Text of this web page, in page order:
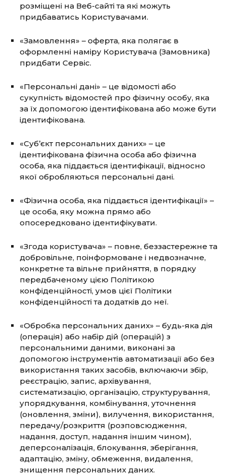
розміщені на Веб-сайті та які можуть
придбаватись Користувачами.
«Замовлення» – оферта, яка полягає в
оформленні наміру Користувача (Замовника)
придбати Сервіс.
«Персональні дані» – це відомості або
сукупність відомостей про фізичну особу, яка
за їх допомогою ідентифікована або може бути
ідентифікована.
«Суб’єкт персональних даних» – це
ідентифікована фізична особа або фізична
особа, яка піддається ідентифікації, відносно
якої обробляються персональні дані.
«Фізична особа, яка піддається ідентифікації» –
це особа, яку можна прямо або
опосередковано ідентифікувати.
«Згода користувача» – повне, беззастережне та
добровільне, поінформоване і недвозначне,
конкретне та вільне прийняття, в порядку
передбаченому цією Політикою
конфіденційності, умов цієї Політики
конфіденційності та додатків до неї.
«Обробка персональних даних» – будь-яка дія
(операція) або набір дій (операцій) з
персональними даними, виконані за
допомогою інструментів автоматизації або без
використання таких засобів, включаючи збір,
реєстрацію, запис, архівування,
систематизацію, організацію, структурування,
упорядкування, комбінування, уточнення
(оновлення, зміни), вилучення, використання,
передачу/розкриття (розповсюдження,
надання, доступ, надання іншим чином),
деперсоналізація, блокування, зберігання,
адаптацію, зміну, обмеження, видалення,
знищення персональних даних.